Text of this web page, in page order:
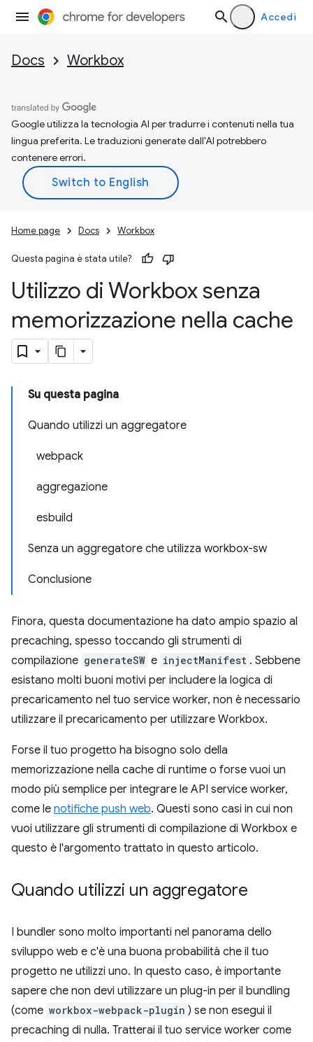
Accedi
Docs Workbox
Google utilizza la tecnologia AI per tradurre i contenuti nella tua
lingua preferita. Le traduzioni generate dall'AI potrebbero
contenere errori.
Home page Docs Workbox
Questa pagina è stata utile?
Utilizzo di Workbox senza
memorizzazione nella cache
Su questa pagina
Quando utilizzi un aggregatore
webpack
aggregazione
esbuild
Senza un aggregatore che utilizza workbox-sw
Conclusione
Finora, questa documentazione ha dato ampio spazio al
precaching, spesso toccando gli strumenti di
compilazione generateSW e injectManifest . Sebbene
esistano molti buoni motivi per includere la logica di
precaricamento nel tuo service worker, non è necessario
utilizzare il precaricamento per utilizzare Workbox.
Forse il tuo progetto ha bisogno solo della
memorizzazione nella cache di runtime o forse vuoi un
modo più semplice per integrare le API service worker,
come le notifiche push web. Questi sono casi in cui non
vuoi utilizzare gli strumenti di compilazione di Workbox e
questo è l'argomento trattato in questo articolo.
Quando utilizzi un aggregatore
I bundler sono molto importanti nel panorama dello
sviluppo web e c'è una buona probabilità che il tuo
progetto ne utilizzi uno. In questo caso, è importante
sapere che non devi utilizzare un plug-in per il bundling
(come workbox-webpack-plugin ) se non esegui il
precaching di nulla. Tratterai il tuo service worker come